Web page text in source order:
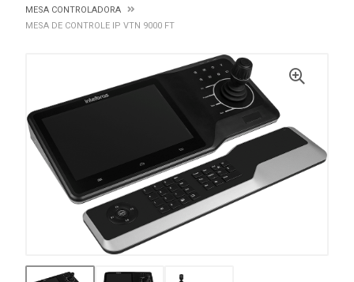
MESA CONTROLADORA
MESA DE CONTROLE IP VTN 9000 FT